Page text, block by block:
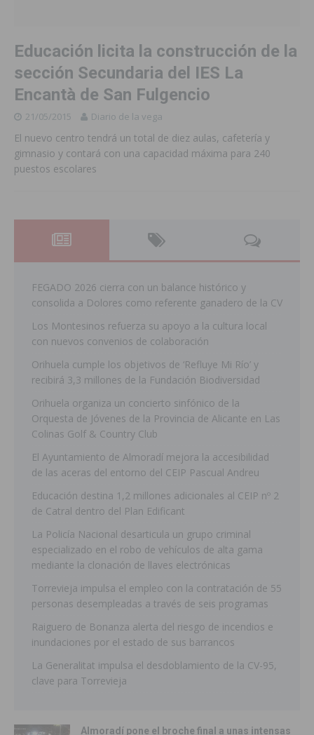
Educación licita la construcción de la
sección Secundaria del IES La
Encantà de San Fulgencio
21/05/2015 Diario de la vega
El nuevo centro tendrá un total de diez aulas, cafetería y
gimnasio y contará con una capacidad máxima para 240
puestos escolares
FEGADO 2026 cierra con un balance histórico y
consolida a Dolores como referente ganadero de la CV
Los Montesinos refuerza su apoyo a la cultura local
con nuevos convenios de colaboración
Orihuela cumple los objetivos de ‘Refluye Mi Río’ y
recibirá 3,3 millones de la Fundación Biodiversidad
Orihuela organiza un concierto sinfónico de la
Orquesta de Jóvenes de la Provincia de Alicante en Las
Colinas Golf & Country Club
El Ayuntamiento de Almoradí mejora la accesibilidad
de las aceras del entorno del CEIP Pascual Andreu
Educación destina 1,2 millones adicionales al CEIP nº 2
de Catral dentro del Plan Edificant
La Policía Nacional desarticula un grupo criminal
especializado en el robo de vehículos de alta gama
mediante la clonación de llaves electrónicas
Torrevieja impulsa el empleo con la contratación de 55
personas desempleadas a través de seis programas
Raiguero de Bonanza alerta del riesgo de incendios e
inundaciones por el estado de sus barrancos
La Generalitat impulsa el desdoblamiento de la CV-95,
clave para Torrevieja
Almoradí pone el broche final a unas intensas